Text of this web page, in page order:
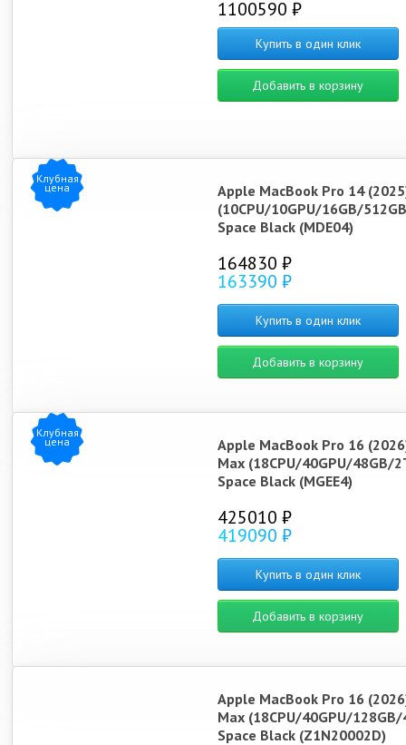
1100590 ₽
Купить в один клик
Добавить в корзину
Клубная
цена
Apple MacBook Pro 14
(10CPU/10GPU/16GB/
Space Black (MDE04)
164830 ₽
163390 ₽
Купить в один клик
Добавить в корзину
Клубная
цена
Apple MacBook Pro 16
Max (18CPU/40GPU/48GB/
Space Black (MGEE4)
425010 ₽
419090 ₽
Купить в один клик
Добавить в корзину
Apple MacBook Pro 16
Max (18CPU/40GPU/
Space Black (Z1N20002D)